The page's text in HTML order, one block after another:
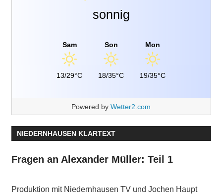
sonnig
Sam
13/29°C
Son
18/35°C
Mon
19/35°C
Powered by Wetter2.com
NIEDERNHAUSEN KLARTEXT
Fragen an Alexander Müller: Teil 1
Produktion mit Niedernhausen TV und Jochen Haupt